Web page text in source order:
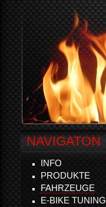
NAVIGATON
INFO
PRODUKTE
FAHRZEUGE
E-BIKE TUNING